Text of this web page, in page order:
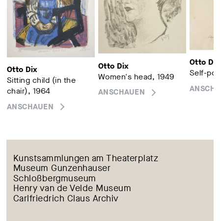
Otto Dix
Sitting child (in the
chair), 1964
ANSCHAUEN
Otto Dix
Women's head, 1949
ANSCHAUEN
Otto Dix
Self-
Kunstsammlungen am Theaterplatz
Museum Gunzenhauser
Schloßbergmuseum
Henry van de Velde Museum
Carlfriedrich Claus Archiv